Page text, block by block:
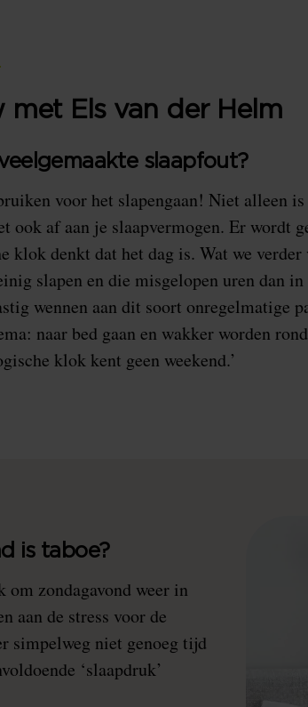
met Els van der Helm
slaapfout?
voor het slapengaan! Niet alleen
ook af aan je slaapvermogen. Er wordt
klok denkt dat het dag is. Wat we
slapen en die misgelopen uren dan
wennen aan dit soort onregelmatige
naar bed gaan en wakker worden
klok kent geen weekend.’
is taboe?
zondagavond weer in
aan de stress voor de
simpelweg niet genoeg tijd
‘slaapdruk’